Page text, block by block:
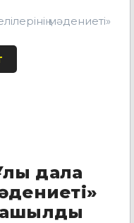
мәдениеті»
дала
ашылды